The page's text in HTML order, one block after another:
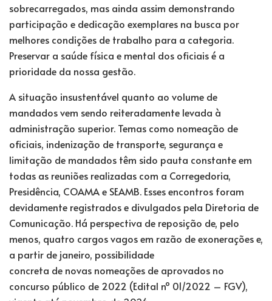
sobrecarregados, mas ainda assim demonstrando
participação e dedicação exemplares na busca por
melhores condições de trabalho para a categoria.
Preservar a saúde física e mental dos oficiais é a
prioridade da nossa gestão.
A situação insustentável quanto ao volume de
mandados vem sendo reiteradamente levada à
administração superior. Temas como nomeação de
oficiais, indenização de transporte, segurança e
limitação de mandados têm sido pauta constante em
todas as reuniões realizadas com a Corregedoria,
Presidência, COAMA e SEAMB. Esses encontros foram
devidamente registrados e divulgados pela Diretoria de
Comunicação. Há perspectiva de reposição de, pelo
menos, quatro cargos vagos em razão de exonerações e,
a partir de janeiro, possibilidade
concreta de novas nomeações de aprovados no
concurso público de 2022 (Edital nº 01/2022 – FGV),